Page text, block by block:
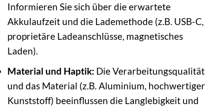
Informieren Sie sich über die erwartete
Akkulaufzeit und die Lademethode (z.B. USB-C,
proprietäre Ladeanschlüsse, magnetisches
Laden).
Material und Haptik: Die Verarbeitungsqualität
und das Material (z.B. Aluminium, hochwertiger
Kunststoff) beeinflussen die Langlebigkeit und